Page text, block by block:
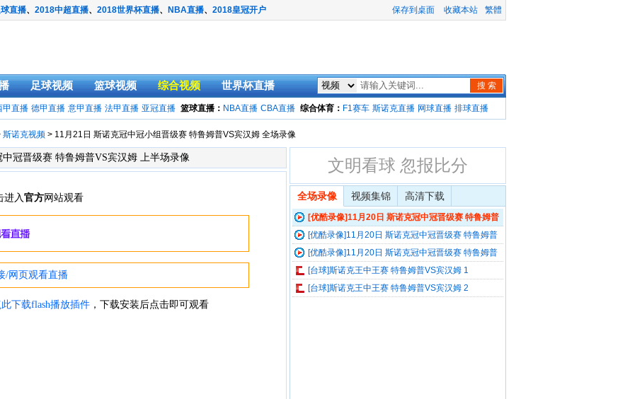
保存到桌面 收藏本站 繁體
直播、 2018中超直播、 2018世界杯直播、 NBA直播、 2018皇冠开户
足球视频 篮球视频 综合视频 世界杯直播 搜 索
甲直播 德甲直播 意甲直播 法甲直播 亚冠直播 篮球直播： NBA直播 CBA直播 综合体育： F1赛车 斯诺克直播 网球直播 排球直播
斯诺克视频 > 11月21日 斯诺克冠中冠小组晋级赛 特鲁姆普VS宾汉姆 全场录像
冠晋级赛 特鲁姆普VS宾汉姆 上半场录像 文明看球 忽报比分
全场录像 视频集锦 高清下载
[优酷录像]11月20日 斯诺克冠中冠晋级赛 特鲁姆普
VS宾汉姆 上半场录像
[优酷录像]11月20日 斯诺克冠中冠晋级赛 特鲁姆普
VS宾汉姆 下半场录像
[优酷录像]11月20日 斯诺克冠中冠晋级赛 特鲁姆普
VS宾汉姆 赛后采访
[台球]斯诺克王中王赛 特鲁姆普VS宾汉姆 1
[台球]斯诺克王中王赛 特鲁姆普VS宾汉姆 2